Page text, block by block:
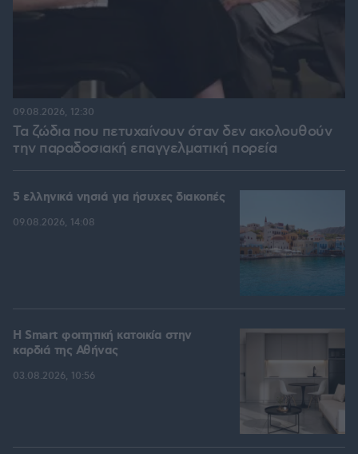
Τα ζώδια που πετυχαίνουν όταν δεν ακολουθούν
την παραδοσιακή επαγγελματική πορεία
09.08.2026, 12:30
5 ελληνικά νησιά για ήσυχες διακοπές
09.08.2026, 14:08
Η Smart φοιτητική κατοικία στην
καρδιά της Αθήνας
03.08.2026, 10:56